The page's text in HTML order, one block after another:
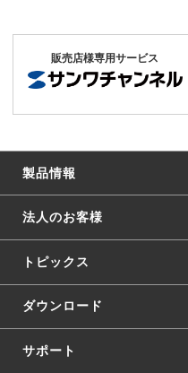
販売店様専用サービス
製品情報
法人のお客様
トピックス
ダウンロード
サポート